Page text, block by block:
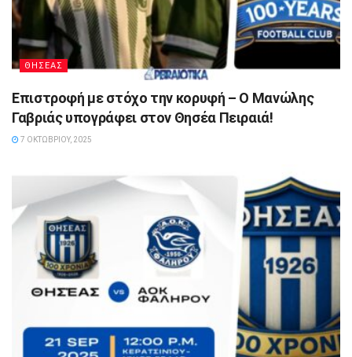
ΘΗΣΕΑΣ
Επιστροφή με στόχο την κορυφή – Ο Μανώλης
Γαβριάς υπογράφει στον Θησέα Πειραιά!
7 ΟΚΤΩΒΡΊΟΥ, 2025